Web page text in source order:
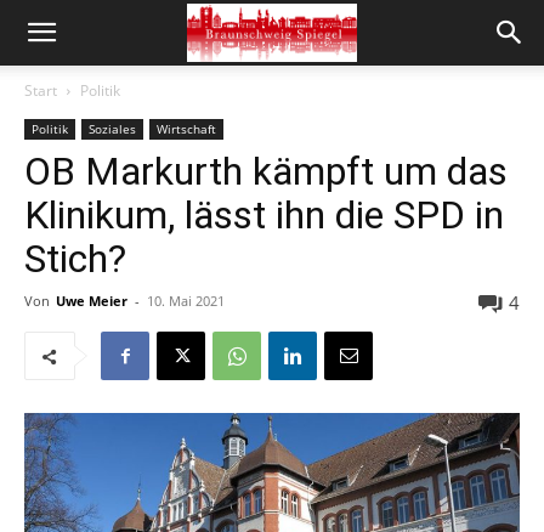
Start Politik
Politik Soziales Wirtschaft
OB Markurth kämpft um das
Klinikum, lässt ihn die SPD in
Stich?
Von Uwe Meier - 10. Mai 2021 4